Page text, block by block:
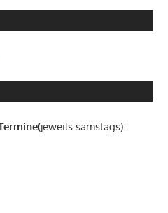
(jeweils samstags):